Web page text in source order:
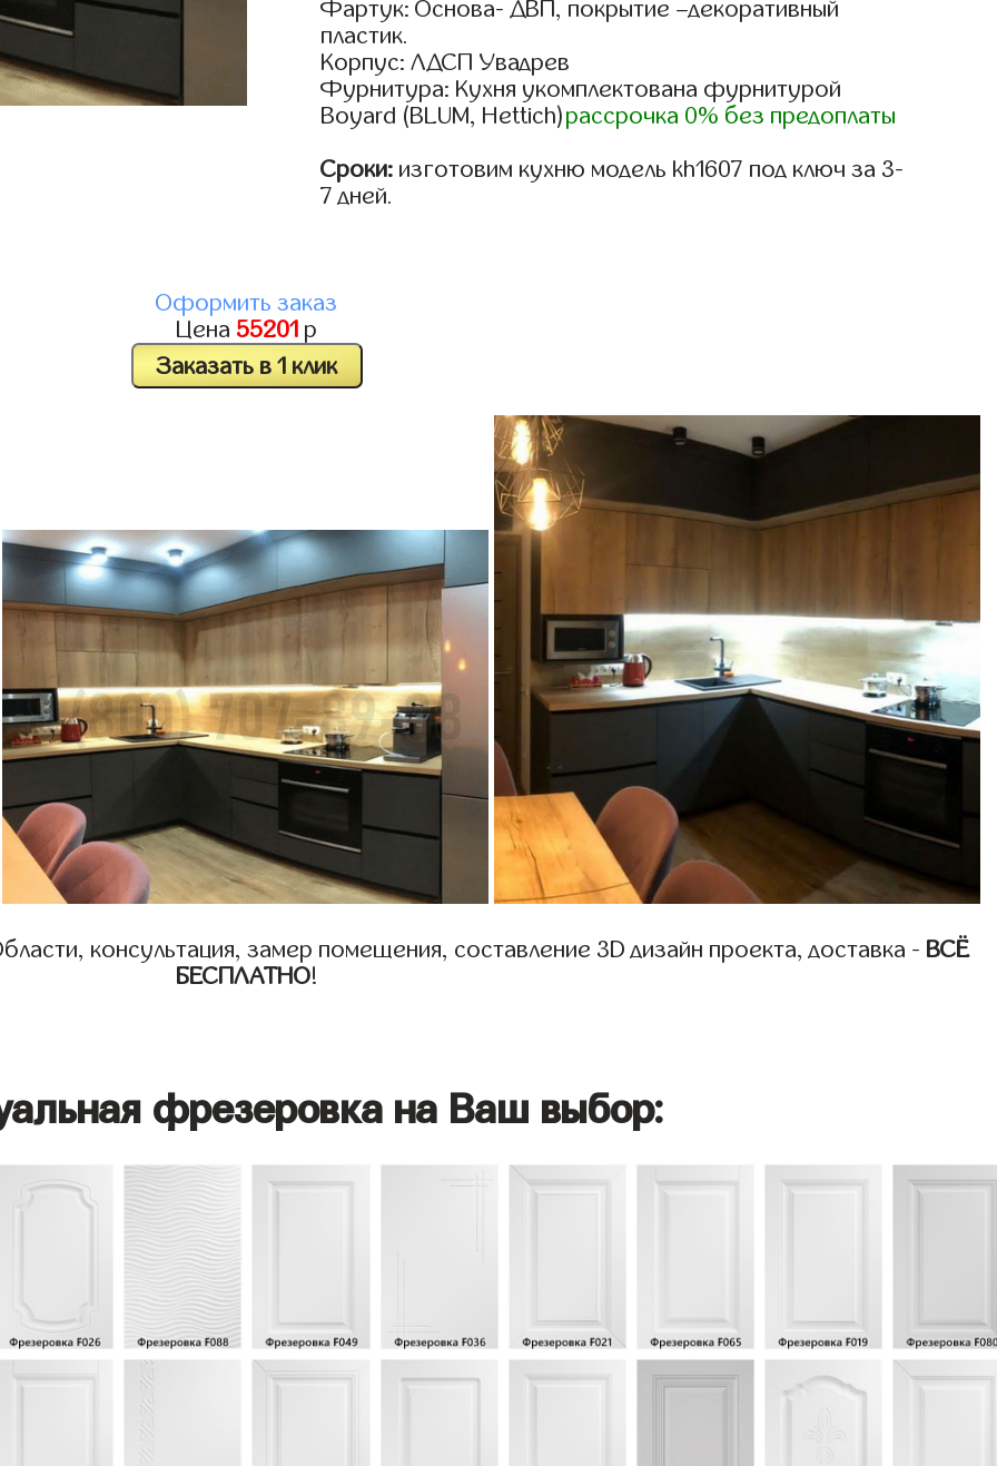
Фартук: Основа- ДВП, покрытие –декоративный
пластик.
Корпус: ЛДСП Увадрев
Фурнитура: Кухня укомплектована фурнитурой
Boyard (BLUM, Hettich)рассрочка 0% без предоплаты
Сроки: изготовим кухню модель kh1607 под ключ за 3-
7 дней.
Оформить заказ
Цена 55201 р
Заказать в 1 клик
консультация, замер помещения, составление 3D дизайн проекта, доставка - ВСЁ
БЕСПЛАТНО!
фрезеровка на Ваш выбор: